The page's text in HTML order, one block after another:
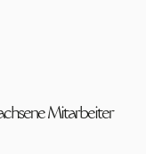
Mitarbeiter